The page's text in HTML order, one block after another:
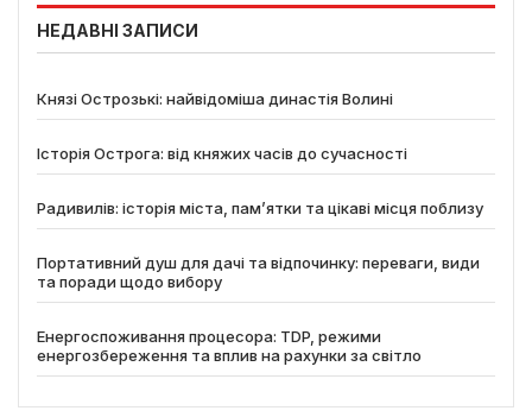
НЕДАВНІ ЗАПИСИ
Князі Острозькі: найвідоміша династія Волині
Історія Острога: від княжих часів до сучасності
Радивилів: історія міста, пам’ятки та цікаві місця поблизу
Портативний душ для дачі та відпочинку: переваги, види
та поради щодо вибору
Енергоспоживання процесора: TDP, режими
енергозбереження та вплив на рахунки за світло